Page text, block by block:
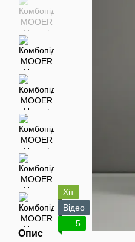
Хіт
Відео
5
Опис